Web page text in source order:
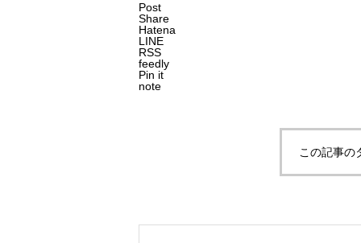
Post
Share
Hatena
LINE
RSS
feedly
Pin it
note
この記事の